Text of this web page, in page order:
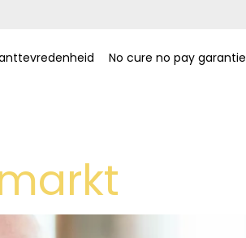
No cure no pay garantie